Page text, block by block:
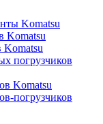
Komatsu
Komatsu
Komatsu
погрузчиков
Komatsu
погрузчиков